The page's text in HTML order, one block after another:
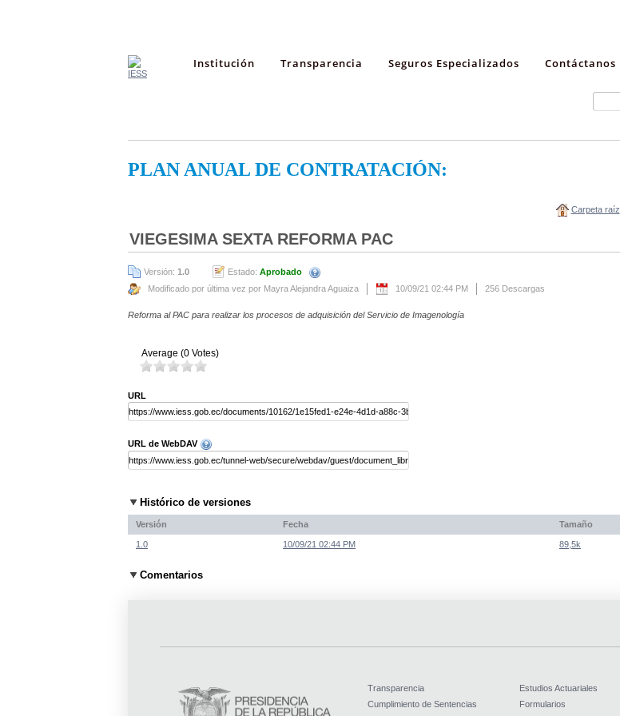
Institución Transparencia Seguros Especializados Contáctanos
PLAN ANUAL DE CONTRATACIÓN:
Carpeta raíz
VIEGESIMA SEXTA REFORMA PAC
Versión: 1.0 Estado: Aprobado
Modificado por última vez por Mayra Alejandra Aguaiza
10/09/21 02:44 PM 256 Descargas
Reforma al PAC para realizar los procesos de adquisición del Servicio de Imagenología
Average (0 Votes)
URL
URL de WebDAV
Histórico de versiones
Versión Fecha Tamaño
1.0 10/09/21 02:44 PM 89,5k
Comentarios
Transparencia
Cumplimiento de Sentencias
Estudios Actuariales
Formularios